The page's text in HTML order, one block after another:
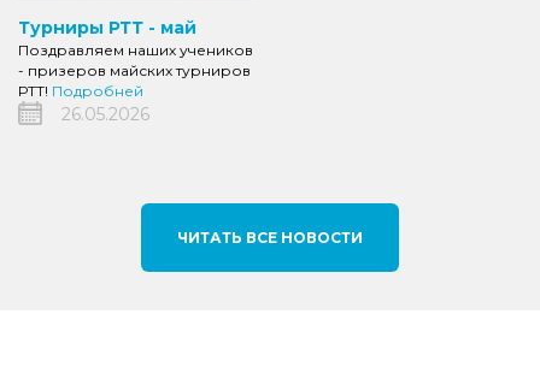
Турниры РТТ - май
Поздравляем наших учеников
- призеров майских турниров
РТТ! Подробней
26.05.2026
ЧИТАТЬ ВСЕ НОВОСТИ